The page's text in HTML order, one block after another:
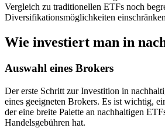
Vergleich zu traditionellen ETFs noch
Diversifikationsmöglichkeiten
Wie investiert man in
Auswahl eines Brokers
Der erste Schritt zur Investition in
eines geeigneten Brokers. Es ist wichtig,
der eine breite Palette an nachhaltigen
Handelsgebühren hat.